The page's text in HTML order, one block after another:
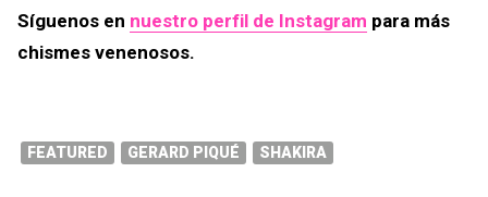
Síguenos en nuestro perfil de Instagram para más
chismes venenosos.
FEATURED GERARD PIQUÉ SHAKIRA